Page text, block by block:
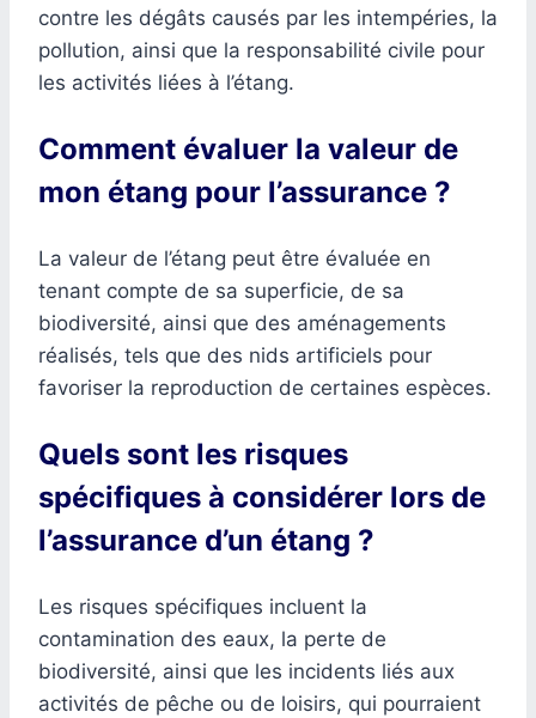
contre les dégâts causés par les intempéries, la
pollution, ainsi que la responsabilité civile pour
les activités liées à l’étang.
Comment évaluer la valeur de
mon étang pour l’assurance ?
La valeur de l’étang peut être évaluée en
tenant compte de sa superficie, de sa
biodiversité, ainsi que des aménagements
réalisés, tels que des nids artificiels pour
favoriser la reproduction de certaines espèces.
Quels sont les risques
spécifiques à considérer lors de
l’assurance d’un étang ?
Les risques spécifiques incluent la
contamination des eaux, la perte de
biodiversité, ainsi que les incidents liés aux
activités de pêche ou de loisirs, qui pourraient